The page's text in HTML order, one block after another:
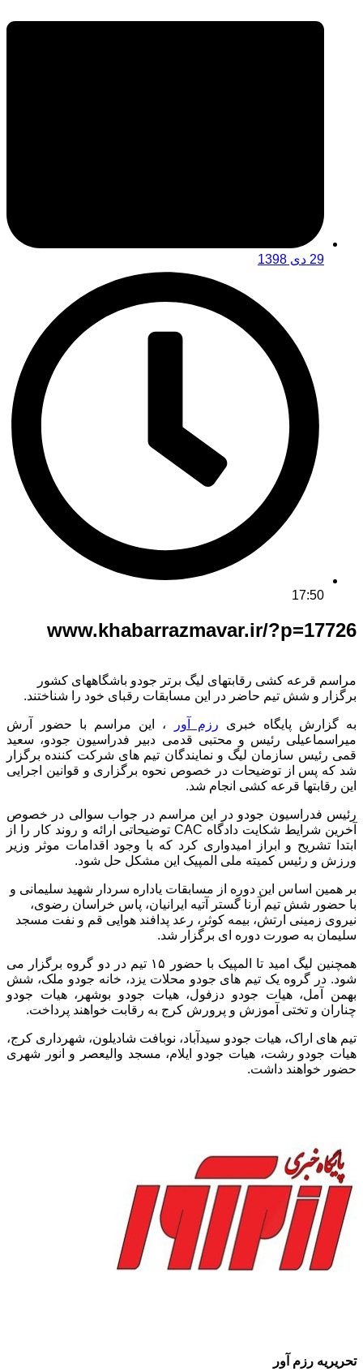
29 دی 1398
17:50
www.khabarrazmavar.ir/?p=17726
مراسم قرعه کشی رقابتهای لیگ برتر جودو باشگاههای کشور
برگزار و شش تیم حاضر در این مسابقات رقبای خود را شناختند.
به گزارش پایگاه خبری رزم آور
، این مراسم با حضور آرش
میراسماعیلی رئیس و محتبی قدمی دبیر فدراسیون جودو، سعید
قمی رئیس سازمان لیگ و نمایندگان تیم های شرکت کننده برگزار
شد که پس از توضیحات در خصوص نحوه برگزاری و قوانین اجرایی
این رقابتها قرعه کشی انجام شد.
رئیس فدراسیون جودو در این مراسم در جواب سوالی در خصوص
آخرین شرایط شکایت دادگاه CAC توضیحاتی ارائه و روند کار را از
ابتدا تشریح و ابراز امیدواری کرد که با وجود اقدامات موثر وزیر
ورزش و رئیس کمیته ملی المپیک این مشکل حل شود.
بر همین اساس این دوره از مسابقات یاداره سردار شهید سلیمانی و
با حضور شش تیم آرنا گستر آتیه ایرانیان، پاس خراسان رضوی،
نیروی زمینی ارتش، بیمه کوثر، رعد پدافند هوایی قم و نفت مسجد
سلیمان به صورت دوره ای برگزار شد.
همچنین لیگ امید تا المپیک با حضور ۱۵ تیم در دو گروه برگزار می
شود. در گروه یک تیم های جودو محلات یزد، خانه جودو ملک، شش
بهمن آمل، هیات جودو دزفول، هیات جودو بوشهر، هیات جودو
چناران و تختی آموزش و پرورش کرج به رقابت خواهند پرداخت.
تیم های اراک، هیات جودو سیدآباد، نوبافت شادیلون، شهرداری کرج،
هیات جودو رشت، هیات جودو ایلام، مسجد والیعصر و انور شهری
حضور خواهند داشت.
تحریریه رزم آور